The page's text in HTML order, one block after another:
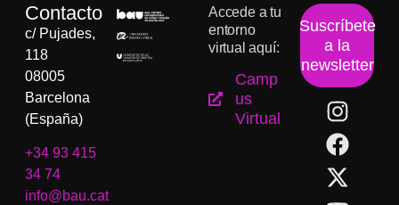
Contacto
c/ Pujades,
118
08005
Barcelona
(España)
+34 93 415
34 74
info@bau.cat
Accede a tu
entorno
virtual aquí:
Camp
us
Virtual
Suscríbete
a la
newsletter